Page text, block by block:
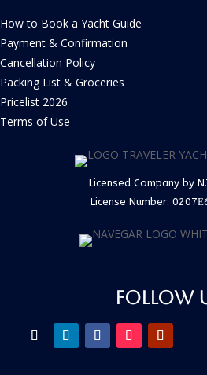
How to Book a Yacht Guide
Payment & Confirmation
Cancellation Policy
Packing List & Groceries
Pricelist 2026
Terms of Use
Licensed Company by
License Number:
FOLLOW